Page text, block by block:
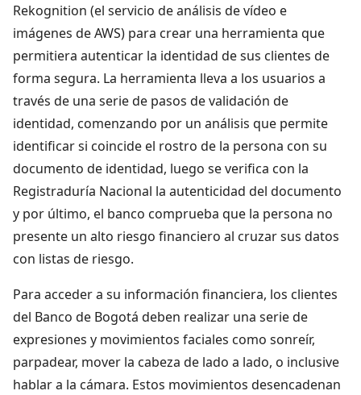
Rekognition (el servicio de análisis de vídeo e
imágenes de AWS) para crear una herramienta que
permitiera autenticar la identidad de sus clientes de
forma segura. La herramienta lleva a los usuarios a
través de una serie de pasos de validación de
identidad, comenzando por un análisis que permite
identificar si coincide el rostro de la persona con su
documento de identidad, luego se verifica con la
Registraduría Nacional la autenticidad del documento
y por último, el banco comprueba que la persona no
presente un alto riesgo financiero al cruzar sus datos
con listas de riesgo.
Para acceder a su información financiera, los clientes
del Banco de Bogotá deben realizar una serie de
expresiones y movimientos faciales como sonreír,
parpadear, mover la cabeza de lado a lado, o inclusive
hablar a la cámara. Estos movimientos desencadenan